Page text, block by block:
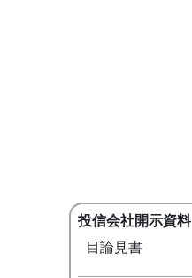
投信会社開示資料
目論見書